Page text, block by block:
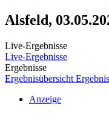
Alsfeld,
Live-Ergebnisse
Live-Ergebnisse
Ergebnisse
Ergebnisübersicht
Anzeige